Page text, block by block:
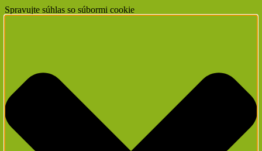
Spravujte súhlas so súbormi cookie